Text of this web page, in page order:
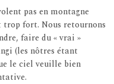
pas en montagne
trop fort. Nous retournons
faire du « vrai »
(les nôtres étant
le ciel veuille bien